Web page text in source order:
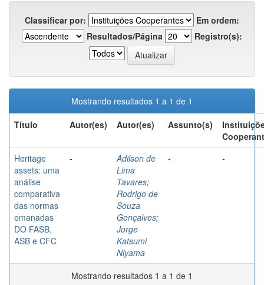
Classificar por:
Em ordem:
Resultados/Página
Registro(s):
Mostrando resultados 1 a 1 de 1
Título
Autor(es) Autor(es) Assunto(s)
Heritage
assets: uma
análise
comparativa
das normas
emanadas
DO FASB,
ASB e CFC
-
Adilson de
Lima
Tavares;
Rodrigo de
Souza
Gonçalves;
Jorge
Katsumi
Niyama
- -
Mostrando resultados 1 a 1 de 1